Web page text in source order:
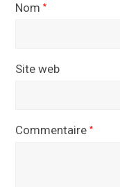
Nom*
Site web
Commentaire*